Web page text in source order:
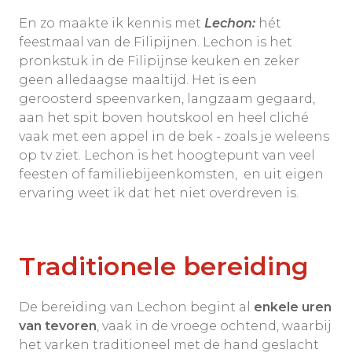
En zo maakte ik kennis met Lechon: hét
feestmaal van de Filipijnen. Lechon is het
pronkstuk in de Filipijnse keuken en zeker
geen alledaagse maaltijd. Het is een
geroosterd speenvarken, langzaam gegaard,
aan het spit boven houtskool en heel cliché
vaak met een appel in de bek - zoals je weleens
op tv ziet. Lechon is het hoogtepunt van veel
feesten of familiebijeenkomsten, en uit eigen
ervaring weet ik dat het niet overdreven is.
Traditionele bereiding
De bereiding van Lechon begint al enkele uren
van tevoren, vaak in de vroege ochtend, waarbij
het varken traditioneel met de hand geslacht